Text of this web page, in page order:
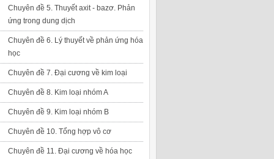
Chuyên đề 5. Thuyết axit - bazơ. Phản
ứng trong dung dịch
Chuyên đề 6. Lý thuyết về phản ứng hóa
học
Chuyên đề 7. Đại cương về kim loại
Chuyên đề 8. Kim loại nhóm A
Chuyên đề 9. Kim loại nhóm B
Chuyên đề 10. Tổng hợp vô cơ
Chuyên đề 11. Đại cương về hóa học